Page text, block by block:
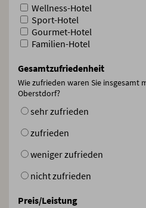
Wellness-Hotel
Sport-Hotel
Gourmet-Hotel
Familien-Hotel
Gesamtzufriedenheit
Wie zufrieden waren Sie
Oberstdorf?
sehr zufrieden
zufrieden
weniger zufrieden
nicht zufrieden
Preis/Leistung